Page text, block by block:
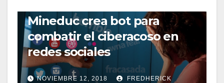
Mineduc crea bot para
combatir el ciberacoso en
redes sociales
NOVIEMBRE 12, 2018 FREDHERICK